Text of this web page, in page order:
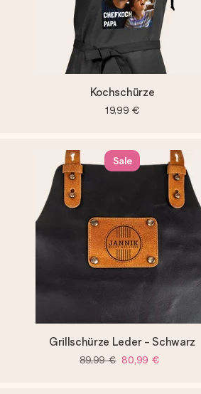
Kochschürze
19,99 €
Sale
Grillschürze Leder - Schwarz
89,99 € 80,99 €